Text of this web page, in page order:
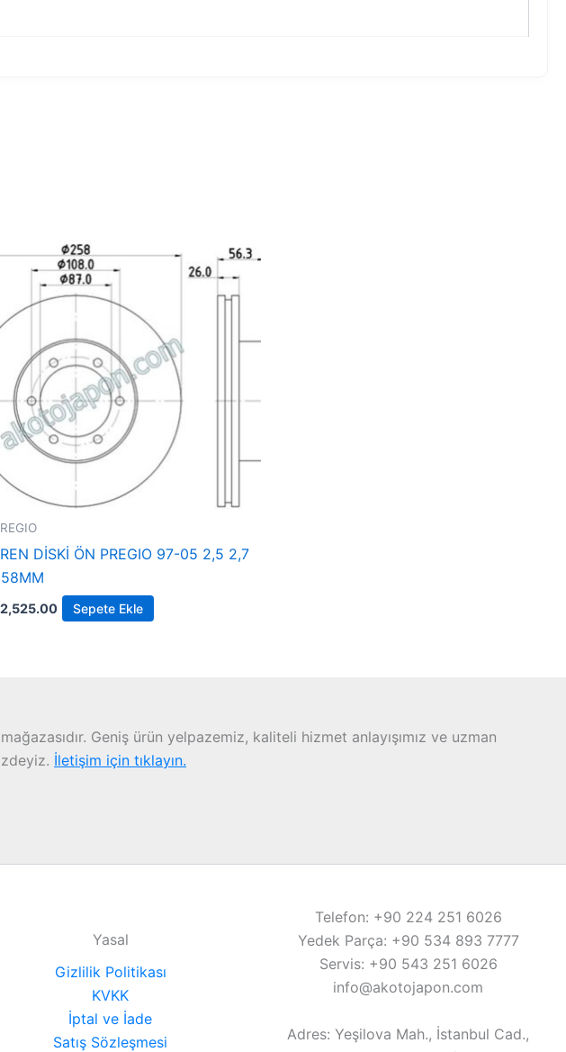
DİSKİ ÖN PREGIO 97-05 2,5 2,7
2,525.00 Sepete Ekle
Geniş ürün yelpazemiz, kaliteli hizmet anlayışımız ve uzman
İletişim için tıklayın.
Yasal
Gizlilik Politikası
KVKK
İptal ve İade
Satış Sözleşmesi
Telefon: +90 224 251 6026
Yedek Parça: +90 534 893 7777
Servis: +90 543 251 6026
info@akotojapon.com
Adres: Yeşilova Mah., İstanbul Cad.,